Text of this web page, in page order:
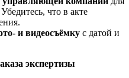
что в акте
и видеосъёмку с датой и
экспертизы